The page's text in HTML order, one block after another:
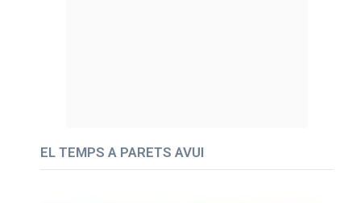
EL TEMPS A PARETS AVUI